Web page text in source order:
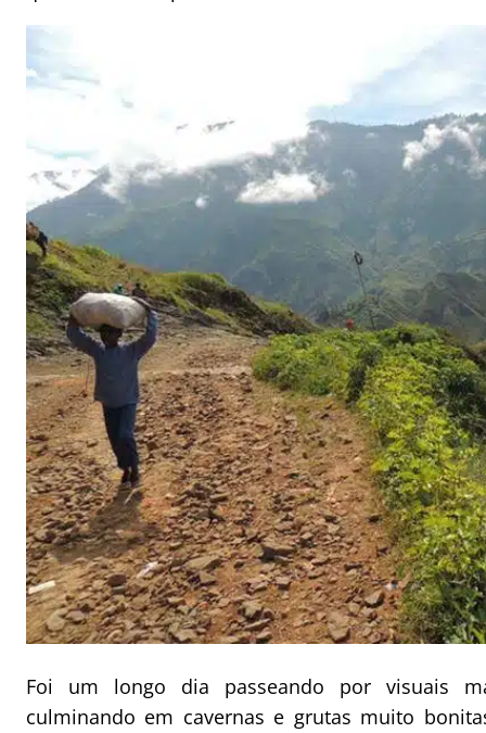
Foi um longo dia passeando por visuais
culminando em cavernas e grutas muito